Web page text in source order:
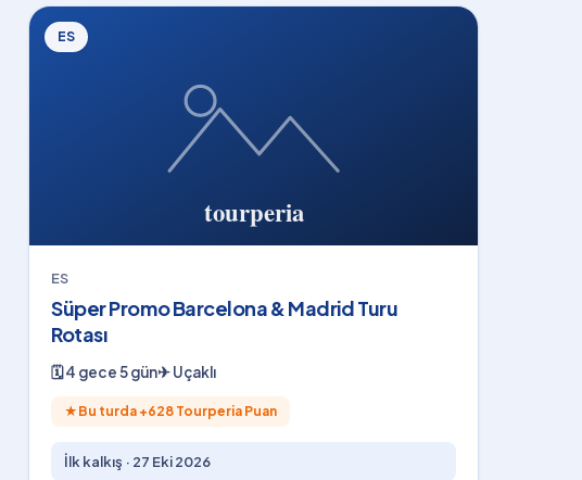
ES
ES
Süper Promo Barcelona & Madrid Turu
Rotası
🗓4 gece 5 gün✈Uçaklı
★ Bu turda +628 Tourperia Puan
İlk kalkış · 27 Eki 2026